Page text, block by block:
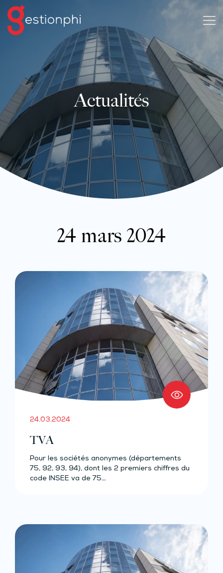
Actualités
24 mars 2024
24.03.2024
TVA
Pour les sociétés anonymes (départements
75, 92, 93, 94), dont les 2 premiers chiffres du
code INSEE va de 75…